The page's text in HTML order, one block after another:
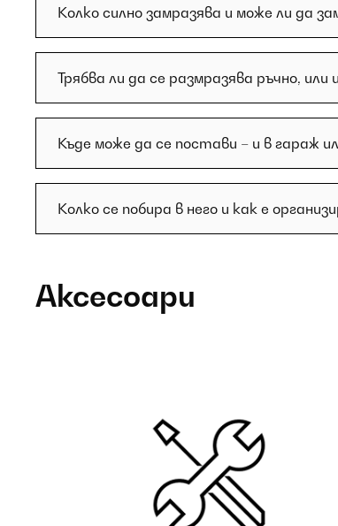
Колко силно замразява и може ли да
Трябва ли да се размразява ръчно, или
Къде може да се постави – и в гараж
Колко се побира в него и как е
Аксесоари